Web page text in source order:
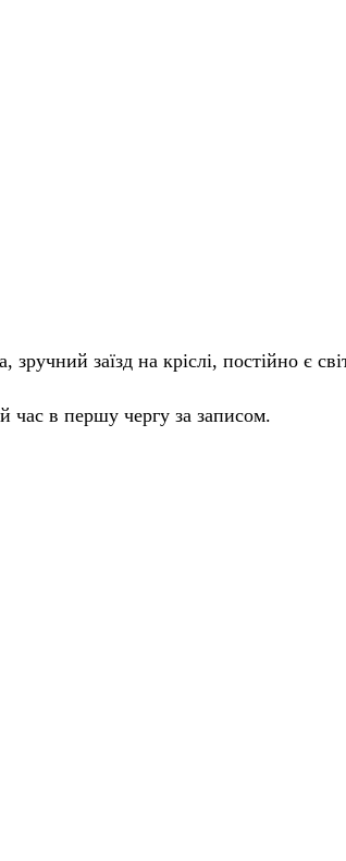
зручний заїзд на кріслі, постійно є
час в першу чергу за записом.